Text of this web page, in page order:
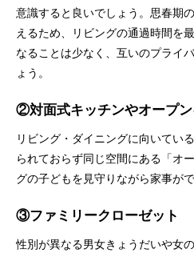
意識すると良いでしょう。思春期
えるため、リビングの通過時間を
なることは少なく、互いのプライ
ょう。
②対面式キッチンやオープ
リビング・ダイニングに向いてい
られておらず同じ空間にある「オ
グの子どもを見守りながら家事がで
③ファミリークローゼット
性別が異なる男女きょうだいや女